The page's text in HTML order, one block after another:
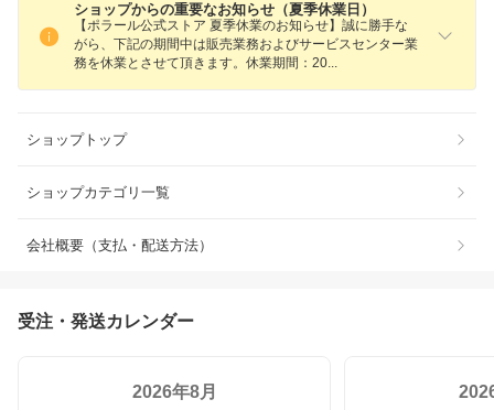
ショップからの重要なお知らせ（夏季休業日）
【ポラール公式ストア 夏季休業のお知らせ】誠に勝手な
がら、下記の期間中は販売業務およびサービスセンター業
務を休業とさせて頂きます。休業期間：20
ショップトップ
ショップカテゴリ一覧
会社概要（支払・配送方法）
受注・発送カレンダー
2026年8月